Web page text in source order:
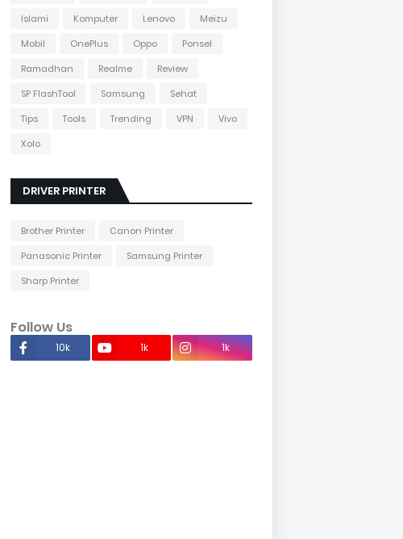
Islami
Komputer Lenovo
Meizu
Mobil
OnePlus Oppo
Ponsel
Ramadhan
Realme
Review
SP FlashTool
Samsung
Sehat
Tips
Tools Trending VPN
Vivo
Xolo
DRIVER PRINTER
Brother Printer
Canon Printer
Panasonic Printer
Samsung Printer
Sharp Printer
Follow Us
10k 1k 1k